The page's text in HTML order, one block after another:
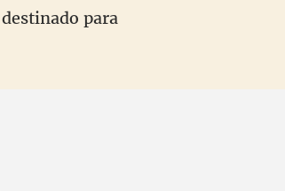
para